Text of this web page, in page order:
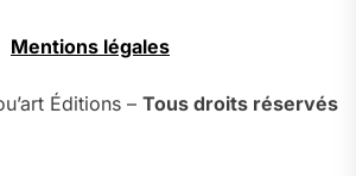
Mentions légales
Éditions – Tous droits réservés